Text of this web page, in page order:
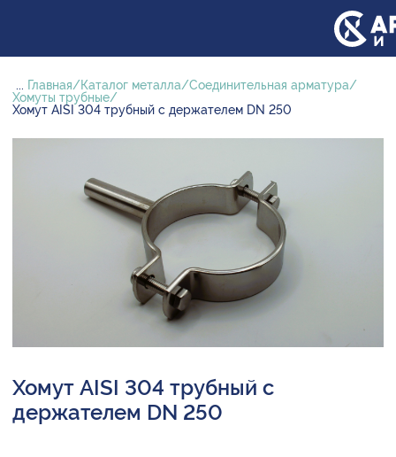
... Главная Каталог металла
Соединительная арматура
Хомуты трубные
Хомут AISI 304 трубный с держателем DN 250
Хомут AISI 304 трубный с
держателем DN 250